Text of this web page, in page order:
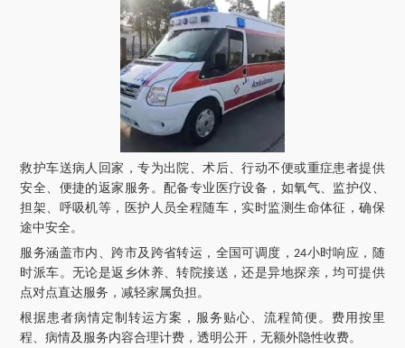
救护车送病人回家，专为出院、术后、行动不便或重症患者提供
安全、便捷的返家服务。配备专业医疗设备，如氧气、监护仪、
担架、呼吸机等，医护人员全程随车，实时监测生命体征，确保
途中安全。
服务涵盖市内、跨市及跨省转运，全国可调度， 24小时响应，随
时派车。无论是返乡休养、转院接送，还是异地探亲，均可提供
点对点直达服务，减轻家属负担。
根据患者病情定制转运方案，服务贴心、流程简便。费用按里
程、病情及服务内容合理计费，透明公开，无额外隐性收费。